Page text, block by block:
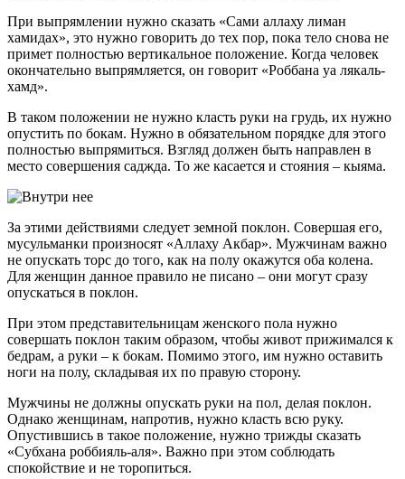
При выпрямлении нужно сказать «Сами аллаху лиман
хамидах», это нужно говорить до тех пор, пока тело снова не
примет полностью вертикальное положение. Когда человек
окончательно выпрямляется, он говорит «Роббана уа лякаль-
хамд».
В таком положении не нужно класть руки на грудь, их нужно
опустить по бокам. Нужно в обязательном порядке для этого
полностью выпрямиться. Взгляд должен быть направлен в
место совершения саджда. То же касается и стояния – кыяма.
За этими действиями следует земной поклон. Совершая его,
мусульманки произносят «Аллаху Акбар». Мужчинам важно
не опускать торс до того, как на полу окажутся оба колена.
Для женщин данное правило не писано – они могут сразу
опускаться в поклон.
При этом представительницам женского пола нужно
совершать поклон таким образом, чтобы живот прижимался к
бедрам, а руки – к бокам. Помимо этого, им нужно оставить
ноги на полу, складывая их по правую сторону.
Мужчины не должны опускать руки на пол, делая поклон.
Однако женщинам, напротив, нужно класть всю руку.
Опустившись в такое положение, нужно трижды сказать
«Субхана роббияль-аля». Важно при этом соблюдать
спокойствие и не торопиться.